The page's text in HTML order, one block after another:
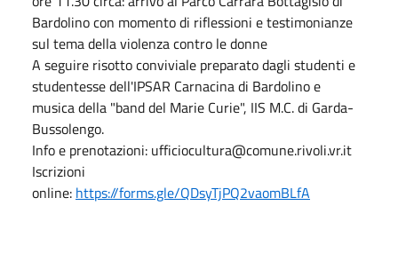
Bardolino con momento di riflessioni e testimonianze
sul tema della violenza contro le donne
A seguire risotto conviviale preparato dagli studenti e
studentesse dell'IPSAR Carnacina di Bardolino e
musica della "band del Marie Curie", IIS M.C. di Garda-
Bussolengo.
Info e prenotazioni: ufficiocultura@comune.rivoli.vr.it
Iscrizioni
online: https://forms.gle/QDsyTjPQ2vaomBLfA